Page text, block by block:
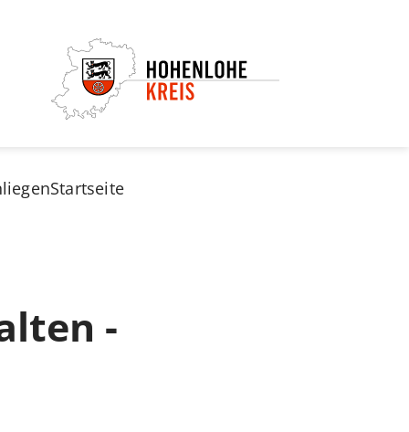
Startseite
-